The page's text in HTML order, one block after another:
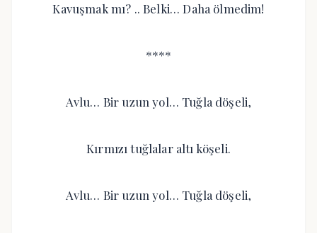
Kavuşmak mı? .. Belki… Daha ölmedim!
****
Avlu… Bir uzun yol… Tuğla döşeli,
Kırmızı tuğlalar altı köşeli.
Avlu… Bir uzun yol… Tuğla döşeli,